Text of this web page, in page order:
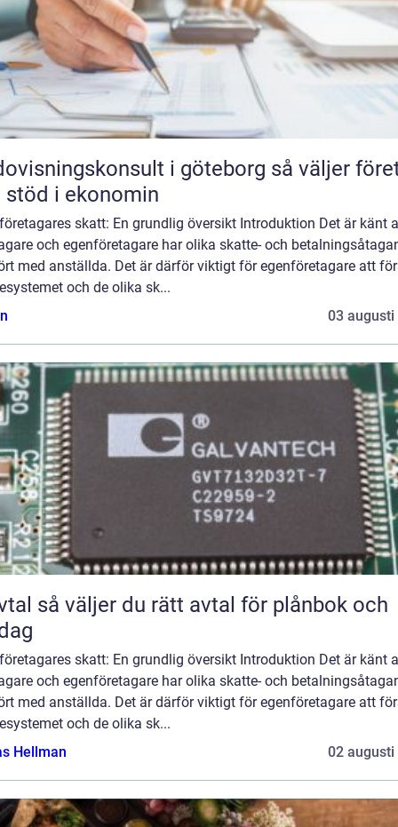
i göteborg så väljer företag
stöd i ekonomin
skatt: En grundlig översikt Introduktion Det är känt
och egenföretagare har olika skatte- och
med anställda. Det är därför viktigt för egenföretagare att
och de olika sk...
03 augusti
för plånbok och
skatt: En grundlig översikt Introduktion Det är känt
och egenföretagare har olika skatte- och
med anställda. Det är därför viktigt för egenföretagare att
och de olika sk...
Hellman
02 augusti